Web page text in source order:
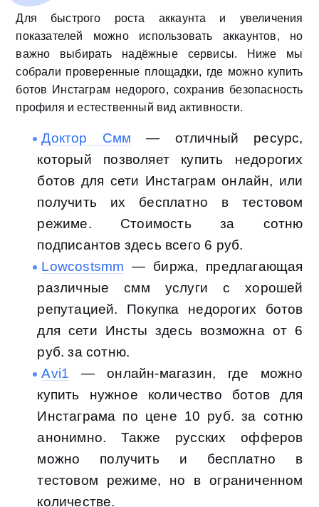
Для быстрого роста аккаунта и увеличения
показателей можно использовать аккаунтов, но
важно выбирать надёжные сервисы. Ниже мы
собрали проверенные площадки, где можно купить
ботов Инстаграм недорого, сохранив безопасность
профиля и естественный вид активности.
Доктор Смм — отличный ресурс,
который позволяет купить недорогих
ботов для сети Инстаграм онлайн, или
получить их бесплатно в тестовом
режиме. Стоимость за сотню
подписантов здесь всего 6 руб.
Lowcostsmm — биржа, предлагающая
различные смм услуги с хорошей
репутацией. Покупка недорогих ботов
для сети Инсты здесь возможна от 6
руб. за сотню.
Avi1 — онлайн-магазин, где можно
купить нужное количество ботов для
Инстаграма по цене 10 руб. за сотню
анонимно. Также русских офферов
можно получить и бесплатно в
тестовом режиме, но в ограниченном
количестве.